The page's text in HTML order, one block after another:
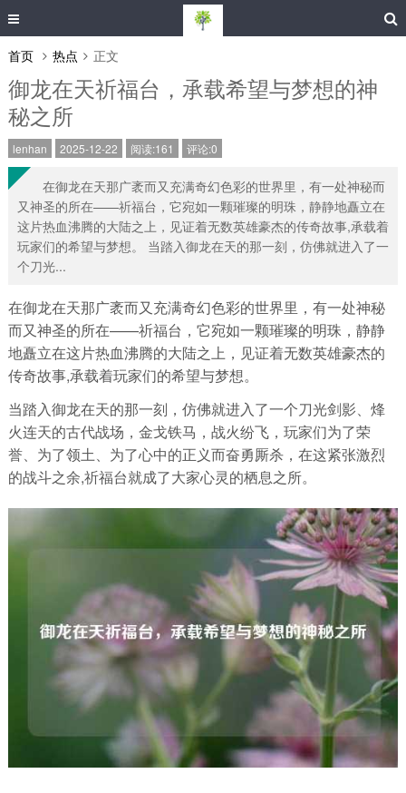
首页 热点 正文
御龙在天祈福台，承载希望与梦想的神
秘之所
lenhan 2025-12-22 阅读:161 评论:0
在御龙在天那广袤而又充满奇幻色彩的世界里，有一处神秘而
又神圣的所在——祈福台，它宛如一颗璀璨的明珠，静静地矗立在
这片热血沸腾的大陆之上，见证着无数英雄豪杰的传奇故事,承载着
玩家们的希望与梦想。 当踏入御龙在天的那一刻，仿佛就进入了一
个刀光...
在御龙在天那广袤而又充满奇幻色彩的世界里，有一处神秘
而又神圣的所在——祈福台，它宛如一颗璀璨的明珠，静静
地矗立在这片热血沸腾的大陆之上，见证着无数英雄豪杰的
传奇故事,承载着玩家们的希望与梦想。
当踏入御龙在天的那一刻，仿佛就进入了一个刀光剑影、烽
火连天的古代战场，金戈铁马，战火纷飞，玩家们为了荣
誉、为了领土、为了心中的正义而奋勇厮杀，在这紧张激烈
的战斗之余,祈福台就成了大家心灵的栖息之所。